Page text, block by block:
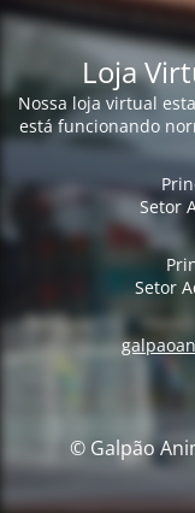
Loja
Nossa loja virtual
está funcionando
Setor
Setor
© Galpão